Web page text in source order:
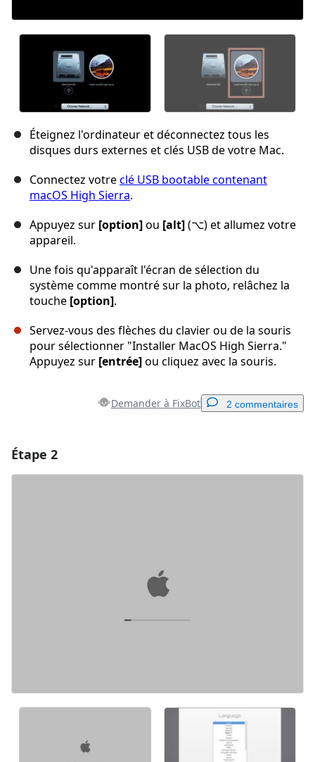
Éteignez l'ordinateur et déconnectez tous les
disques durs externes et clés USB de votre Mac.
Connectez votreclé USB bootable contenant
macOS High Sierra.
Appuyez sur [option]ou [alt](⌥) et allumez votre
appareil.
Une fois qu'apparaît l'écran de sélection du
système comme montré sur la photo, relâchez la
touche [option].
Servez-vous des flèches du clavier ou de la souris
pour sélectionner "Installer MacOS High Sierra."
Appuyez sur [entrée]ou cliquez avec la souris.
Demander à FixBot 2 commentaires
Étape 2